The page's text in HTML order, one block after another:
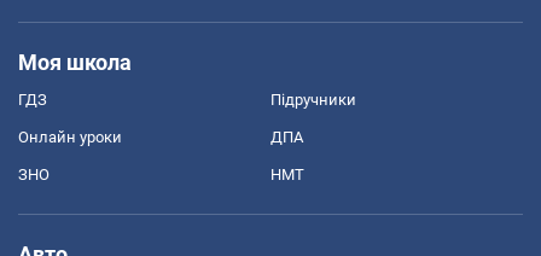
Моя школа
ГДЗ Підручники
Онлайн уроки ДПА
ЗНО НМТ